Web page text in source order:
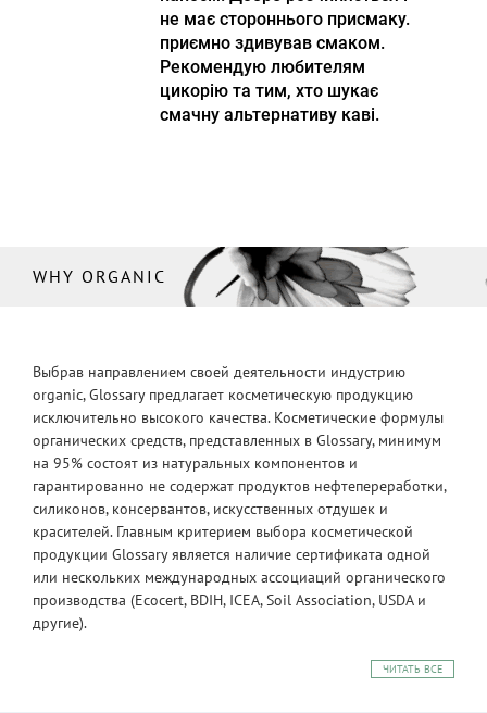
не має стороннього присмаку.
приємно здивував смаком.
Рекомендую любителям
цикорію та тим, хто шукає
смачну альтернативу каві.
WHY ORGANIC
Выбрав направлением своей деятельности индустрию
organic, Glossary предлагает косметическую продукцию
исключительно высокого качества. Косметические формулы
органических средств, представленных в Glossary, минимум
на 95% состоят из натуральных компонентов и
гарантированно не содержат продуктов нефтепереработки,
силиконов, консервантов, искусственных отдушек и
красителей. Главным критерием выбора косметической
продукции Glossary является наличие сертификата одной
или нескольких международных ассоциаций органического
производства (Ecocert, BDIH, ICEA, Soil Association, USDA и
другие).
ЧИТАТЬ ВСЕ